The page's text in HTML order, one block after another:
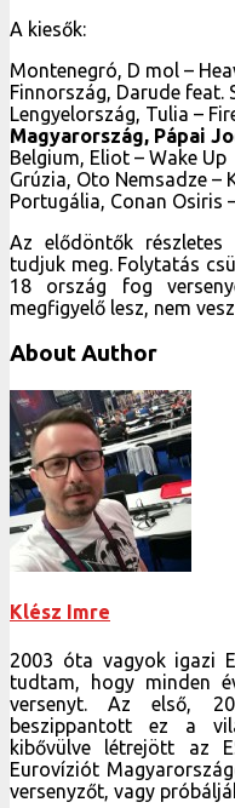
A kiesők:
Montenegró, D mol –
Finnország, Darude feat.
Lengyelország, Tulia –
Magyarország, Pápai
Belgium, Eliot – Wake Up
Grúzia, Oto Nemsadze –
Portugália, Conan Osiris
Az elődöntők
tudjuk meg. Folytatás
18 ország fog
megfigyelő lesz, nem
About Author
Klész Imre
2003 óta vagyok igazi
tudtam, hogy minden
versenyt. Az első,
beszippantott ez a
kibővülve létrejött az
Eurovíziót
versenyzőt, vagy